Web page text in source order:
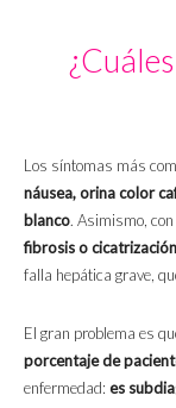
Los síntomas más
náusea, orina color
blanco. Asimismo,
fibrosis o
falla hepática grave,
El gran problema es
porcentaje de
enfermedad: es